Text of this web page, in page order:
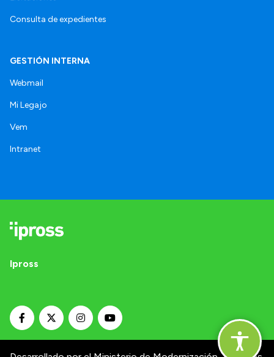
Consulta de expedientes
GESTIÓN INTERNA
Webmail
Mi Legajo
Vem
Intranet
Ipross